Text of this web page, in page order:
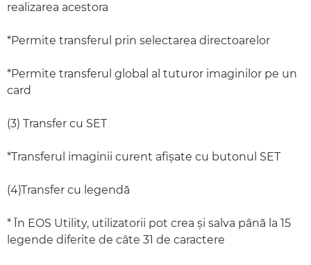
realizarea acestora
*Permite transferul prin selectarea directoarelor
*Permite transferul global al tuturor imaginilor pe un
card
(3) Transfer cu SET
*Transferul imaginii curent afişate cu butonul SET
(4)Transfer cu legendă
* În EOS Utility, utilizatorii pot crea şi salva până la 15
legende diferite de câte 31 de caractere